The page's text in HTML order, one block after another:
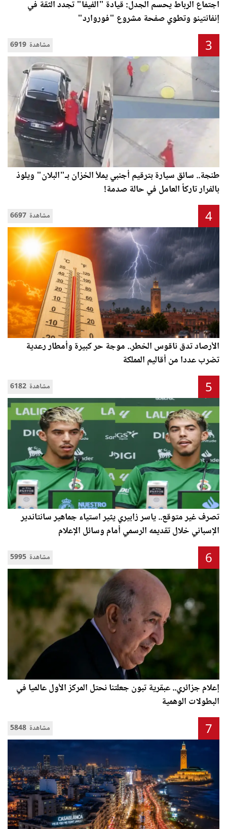
اجتماع الرباط يحسم الجدل: قيادة "الفيفا" تجدد الثقة في
إنفانتينو وتطوي صفحة مشروع "فوروارد"
6919 مشاهدة 3
طنجة.. سائق سيارة بترقيم أجنبي يملأ الخزان بـ"البلان" ويلوذ
بالفرار تاركاً العامل في حالة صدمة!
6697 مشاهدة 4
الأرصاد تدق ناقوس الخطر.. موجة حر كبيرة وأمطار رعدية
تضرب عددا من أقاليم المملكة
6182 مشاهدة 5
تصرف غير متوقع.. ياسر زابيري يثير استياء جماهير سانتاندير
الإسباني خلال تقديمه الرسمي أمام وسائل الإعلام
5995 مشاهدة 6
إعلام جزائري.. عبقرية تبون جعلتنا نحتل المركز الأول عالميا في
البطولات الوهمية
5848 مشاهدة 7